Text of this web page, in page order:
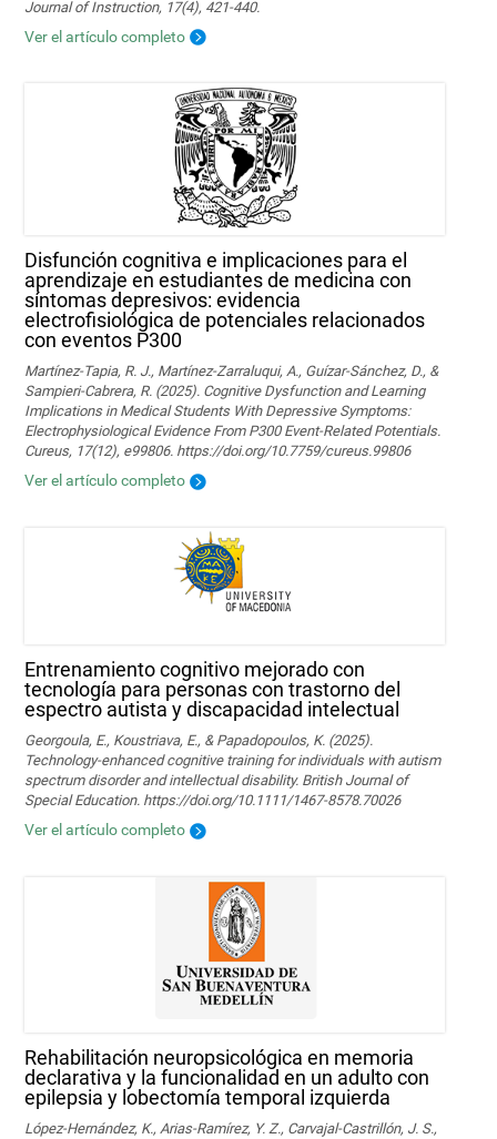
Journal of Instruction, 17(4), 421-440.
Ver el artículo completo
Disfunción cognitiva e implicaciones para el
aprendizaje en estudiantes de medicina con
síntomas depresivos: evidencia
electrofisiológica de potenciales relacionados
con eventos P300
Martínez-Tapia, R. J., Martínez-Zarraluqui, A., Guízar-Sánchez, D., &
Sampieri-Cabrera, R. (2025). Cognitive Dysfunction and Learning
Implications in Medical Students With Depressive Symptoms:
Electrophysiological Evidence From P300 Event-Related Potentials.
Cureus, 17(12), e99806. https://doi.org/10.7759/cureus.99806
Ver el artículo completo
Entrenamiento cognitivo mejorado con
tecnología para personas con trastorno del
espectro autista y discapacidad intelectual
Georgoula, E., Koustriava, E., & Papadopoulos, K. (2025).
Technology‐enhanced cognitive training for individuals with autism
spectrum disorder and intellectual disability. British Journal of
Special Education. https://doi.org/10.1111/1467-8578.70026
Ver el artículo completo
Rehabilitación neuropsicológica en memoria
declarativa y la funcionalidad en un adulto con
epilepsia y lobectomía temporal izquierda
López-Hernández, K., Arias-Ramírez, Y. Z., Carvajal-Castrillón, J. S.,